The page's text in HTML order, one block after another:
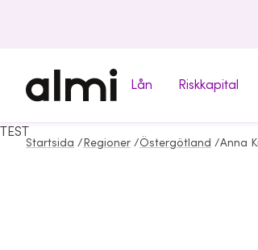
Lån Riskkapital
Startsida / Regioner /Östergötland /Anna
TEST